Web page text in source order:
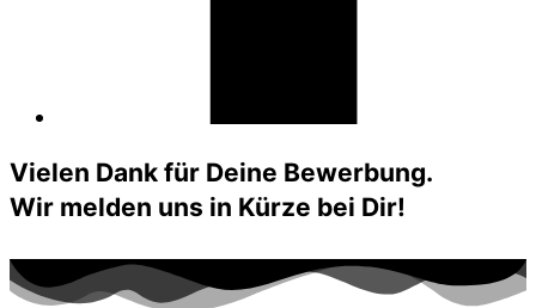
Vielen Dank für Deine Bewerbung.
Wir melden uns in Kürze bei Dir!